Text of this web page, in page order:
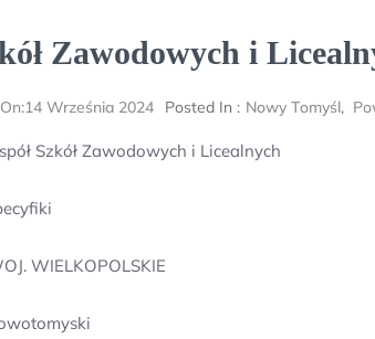
Zawodowych i
14 Września 2024 Posted In : Nowy Tomyśl,
Szkół Zawodowych i Licealnych
WIELKOPOLSKIE